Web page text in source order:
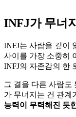
INFJ가 무너
INFJ는 사람을 깊이
사이를 가장 소중히
INFJ의 자존감의 한
그 결을 다른 사람도
가 무너지는 건 관계
능력이 무력해진 듯